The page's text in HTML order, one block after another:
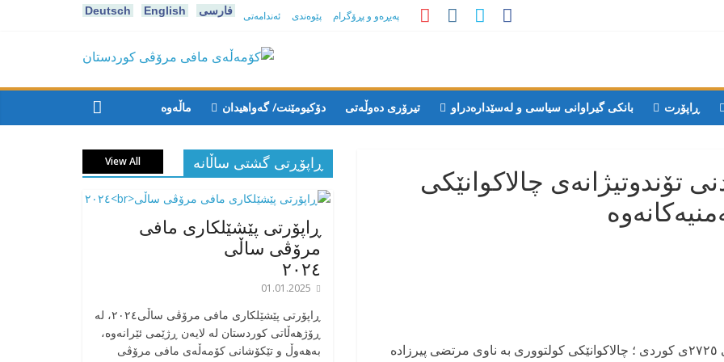
Deutsch English فارسی پەیڕەو و پڕۆگرام پێوەندی ئەندامەتی
كۆمه‌ڵه‌ی
مافی
مرۆڤی
کوردستان
ڕاپۆرت بانکی گیراوانی سیاسی و لەسێدارەدراو تیرۆری دەوڵەتی دۆکیومێنت/ گەواهیدان ماڵەوە
تۆندوتیژانەی چالاکوانێکی
بە پێی هەواڵەکان ، ڕۆژی یەک شەممە ٢٩ پوشپەڕی ٢٧٢٥ی کوردی ؛ چالاکوانێکی کولتووری بە ناوی مرتضی پیرزادە
ڕاپۆڕتی گشتی ساڵانه View All
ڕاپۆرتی پێشێلکاری مافی
مرۆڤی ساڵی
٢٠٢٤
01.01.2025
‎ڕاپۆرتی پێشێلکاری مافی مرۆڤی ساڵی٢٠٢٤، له
ڕۆژهەڵاتی کوردستان له لایەن ڕژێمی ئێرانەوە،
بە‎هەوڵ و تێکۆشانی کۆمەڵەی مافی مرۆڤی